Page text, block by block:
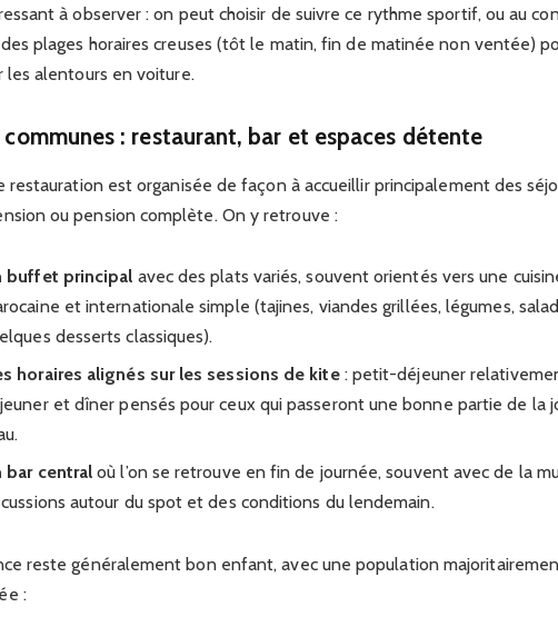
à observer : on peut choisir de suivre ce rythme sportif, ou au
plages horaires creuses (tôt le matin, fin de matinée non ventée)
les alentours en voiture.
communes : restaurant, bar et espaces détente
restauration est organisée de façon à accueillir principalement des
ou pension complète. On y retrouve :
buffet principal avec des plats variés, souvent orientés vers une
et internationale simple (tajines, viandes grillées, légumes,
desserts classiques).
horaires alignés sur les sessions de kite: petit-déjeuner
et dîner pensés pour ceux qui passeront une bonne partie de la
bar central où l’on se retrouve en fin de journée, souvent avec de la
autour du spot et des conditions du lendemain.
reste généralement bon enfant, avec une population
: